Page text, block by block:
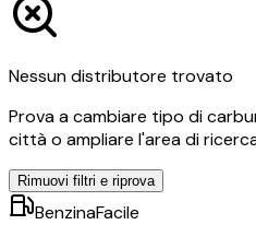
Nessun distributore trovato
Prova a cambiare tipo di
città o ampliare l'area di
Rimuovi filtri e riprova
BenzinaFacile